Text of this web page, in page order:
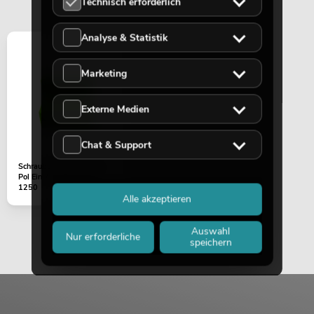
No. 11036952
Bestand reicht ca. 12 Wo.
199,00€
Schraubsteckklemme 4-
Pol Ein-/Ausgang MCS-
1250
Analyse & Statistik
Marketing
Externe Medien
Chat & Support
Nur erforderliche
Auswahl
speichern
Alle akzeptieren